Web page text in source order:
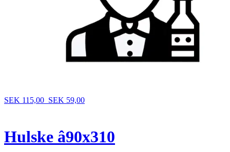
SEK 115,00 SEK 59,00
Hulske â90x310